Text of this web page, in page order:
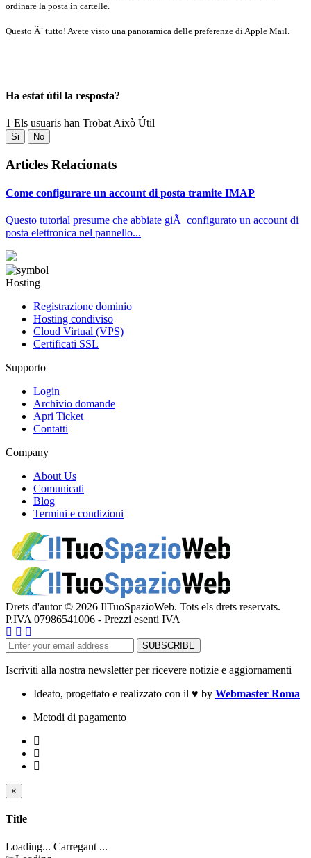
ordinare la posta in cartelle.
Questo Ã¨ tutto! Avete visto una panoramica delle preferenze di Apple Mail.
Ha estat útil la resposta?
1 Els usuaris han Trobat Això Útil
Si No
Articles Relacionats
Come configurare un account di posta tramite IMAP
Questo tutorial presume che abbiate giÃ configurato un account di
posta elettronica nel pannello...
Hosting
Registrazione dominio
Hosting condiviso
Cloud Virtual (VPS)
Certificati SSL
Supporto
Login
Archivio domande
Apri Ticket
Contatti
Company
About Us
Comunicati
Blog
Termini e condizioni
Drets d'autor © 2026 IlTuoSpazioWeb. Tots els drets reservats.
P.IVA 07986541006 - Prezzi esenti IVA
Iscriviti alla nostra newsletter per ricevere notizie e aggiornamenti
Ideato, progettato e realizzato con il ♥ by Webmaster Roma
Metodi di pagamento
×
Close
Tancar ticket
Title
Loading... Carregant ...